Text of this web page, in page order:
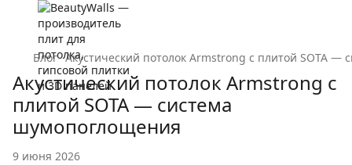
Блог Акустический потолок Armstrong с плитой SOTA
Акустический потолок Armstrong с
плитой SOTA — система
шумопоглощения
9 июня 2026